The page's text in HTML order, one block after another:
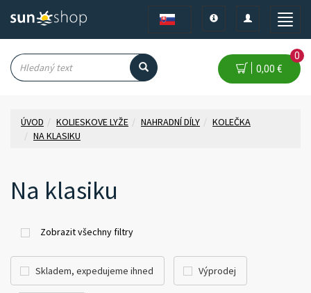
Toggle
Toggle
navigation
Toggle
0,00 €
0
ÚVOD KOLIESKOVE LYŽE NAHRADNÍ DÍLY
KOLEČKA
NA KLASIKU
Na klasiku
Zobrazit všechny filtry
Skladem, expedujeme ihned Výprodej